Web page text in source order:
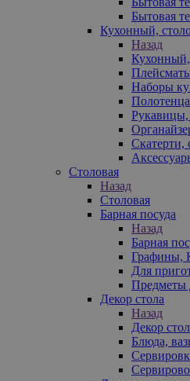
Бытовая
Кухонный,
Назад
Кухонный,
Наборы
Рукавицы,
Скатерти,
Столовая
Назад
Столовая
Барная посуда
Назад
Барная
Графины,
Для
Предметы
Декор стола
Назад
Декор
Блюда,